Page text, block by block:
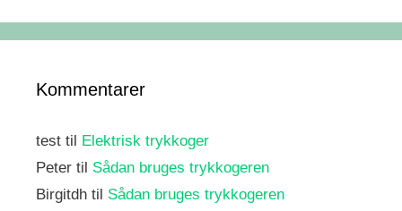
Kommentarer
test til Elektrisk trykkoger
Peter til Sådan bruges trykkogeren
Birgitdh til Sådan bruges trykkogeren